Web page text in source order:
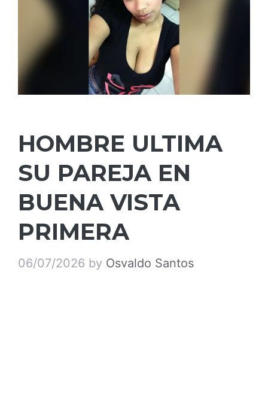
HOMBRE ULTIMA
SU PAREJA EN
BUENA VISTA
PRIMERA
06/07/2026 by Osvaldo Santos